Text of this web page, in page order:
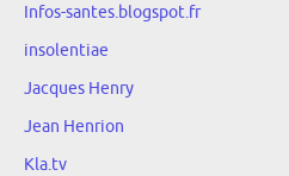
Infos-santes.blogspot.fr
insolentiae
Jacques Henry
Jean Henrion
Kla.tv